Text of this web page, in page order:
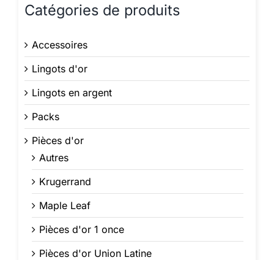
Catégories de produits
Accessoires
Lingots d'or
Lingots en argent
Packs
Pièces d'or
Autres
Krugerrand
Maple Leaf
Pièces d'or 1 once
Pièces d'or Union Latine